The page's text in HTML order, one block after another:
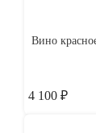
Вино
4 100 ₽